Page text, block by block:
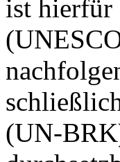
ist hierfür
(UN-